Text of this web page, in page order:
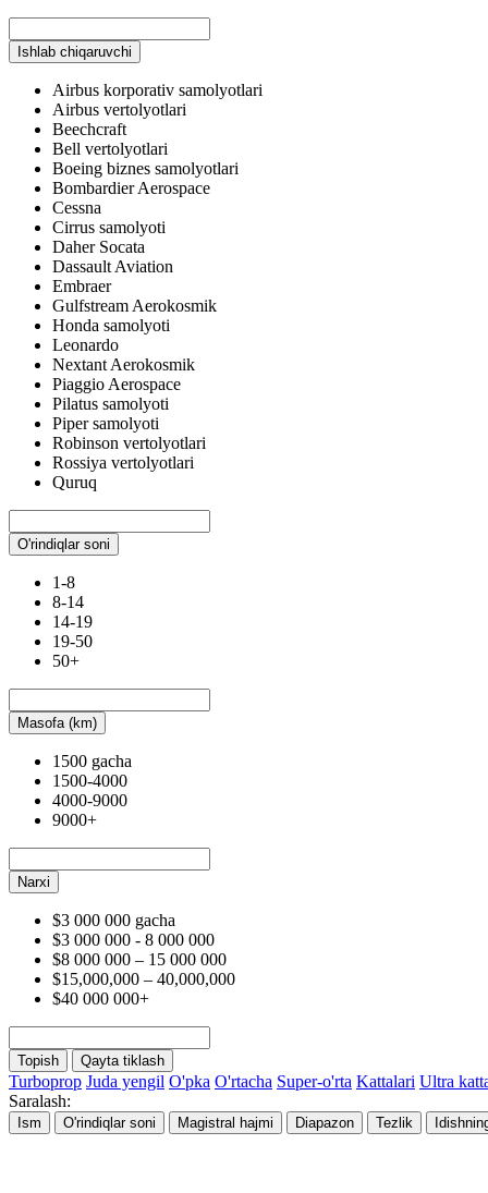
Ishlab chiqaruvchi
Airbus korporativ samolyotlari
Airbus vertolyotlari
Beechcraft
Bell vertolyotlari
Boeing biznes samolyotlari
Bombardier Aerospace
Cessna
Cirrus samolyoti
Daher Socata
Dassault Aviation
Embraer
Gulfstream Aerokosmik
Honda samolyoti
Leonardo
Nextant Aerokosmik
Piaggio Aerospace
Pilatus samolyoti
Piper samolyoti
Robinson vertolyotlari
Rossiya vertolyotlari
Quruq
O'rindiqlar soni
1-8
8-14
14-19
19-50
50+
Masofa (km)
1500 gacha
1500-4000
4000-9000
9000+
Narxi
$3 000 000 gacha
$3 000 000 - 8 000 000
$8 000 000 – 15 000 000
$15,000,000 – 40,000,000
$40 000 000+
Topish Qayta tiklash
Turboprop Juda yengil O'pka O'rtacha Super-o'rta Kattalari Ultra
Saralash:
Ism O'rindiqlar soni Magistral hajmi Diapazon Tezlik